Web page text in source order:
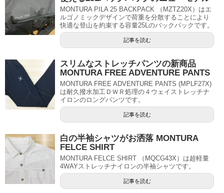
MONTURA PILA 25 BACKPACK （MZTZ20X）はエ
ルゴノミックデザインで荷重を分散することにより
快適な登山を約束する容量25Lのバックパックです。
記事を読む
スリムなストレッチパンツの新商品
MONTURA FREE ADVENTURE PANTS
MONTURA FREE ADVENTURE PANTS (MPLF27X)
は耐久撥水加工ＤＷＲ処理の４ウェイストレッチナ
イロンのロングパンツです。
記事を読む
白の半袖シャツがお洒落 MONTURA
FELCE SHIRT
MONTURA FELCE SHIRT （MQCG43X）は超軽量
4WAYストレッチナイロンの半袖シャツです。
記事を読む